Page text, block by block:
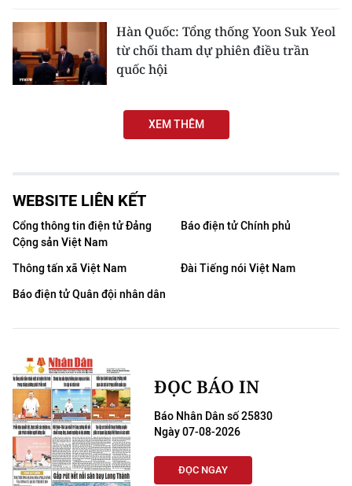
Hàn Quốc: Tổng thống Yoon Suk Yeol
từ chối tham dự phiên điều trần
quốc hội
XEM THÊM
WEBSITE LIÊN KẾT
Cổng thông tin điện tử Đảng
Cộng sản Việt Nam
Báo điện tử Chính phủ
Thông tấn xã Việt Nam
Đài Tiếng nói Việt Nam
Báo điện tử Quân đội nhân dân
ĐỌC BÁO IN
Báo Nhân Dân số 25830
Ngày 07-08-2026
ĐỌC NGAY